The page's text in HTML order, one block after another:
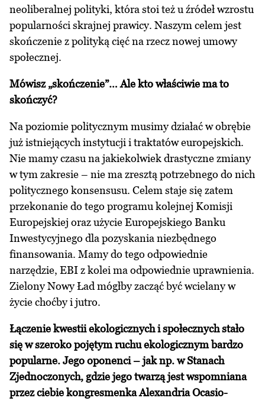
neoliberalnej polityki, która stoi też u źródeł wzrostu
popularności skrajnej prawicy. Naszym celem jest
skończenie z polityką cięć na rzecz nowej umowy
społecznej.
Mówisz „skończenie”… Ale kto właściwie ma to
skończyć?
Na poziomie politycznym musimy działać w obrębie
już istniejących instytucji i traktatów europejskich.
Nie mamy czasu na jakiekolwiek drastyczne zmiany
w tym zakresie – nie ma zresztą potrzebnego do nich
politycznego konsensusu. Celem staje się zatem
przekonanie do tego programu kolejnej Komisji
Europejskiej oraz użycie Europejskiego Banku
Inwestycyjnego dla pozyskania niezbędnego
finansowania. Mamy do tego odpowiednie
narzędzie, EBI z kolei ma odpowiednie uprawnienia.
Zielony Nowy Ład mógłby zacząć być wcielany w
życie choćby i jutro.
Łączenie kwestii ekologicznych i społecznych stało
się w szeroko pojętym ruchu ekologicznym bardzo
popularne. Jego oponenci – jak np. w Stanach
Zjednoczonych, gdzie jego twarzą jest wspomniana
przez ciebie kongresmenka Alexandria Ocasio-